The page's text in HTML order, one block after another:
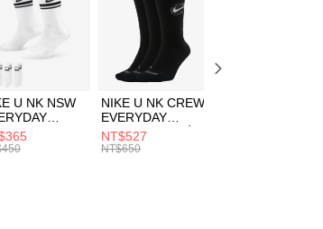
程】
先享後付」後，將跳轉至「AFTEE先享後
確認金額後，即可完成結帳。
到繳費通知簡訊。
內，點擊此簡訊中的連結，可透過四大超商
式進行付款，方視為交易完成。
不需立刻繳費，但若您需要取消訂單，請聯
意取消之訂單仍視為有效，需透過AFTEE
含以上)免運費
含以上)免運費
含以上)免運費
U NK NSW
CR
短統襪
NIKE U NK CREW
EVERYDAY
BBALL 3PR 男女
長統襪
NT$527
NT$650